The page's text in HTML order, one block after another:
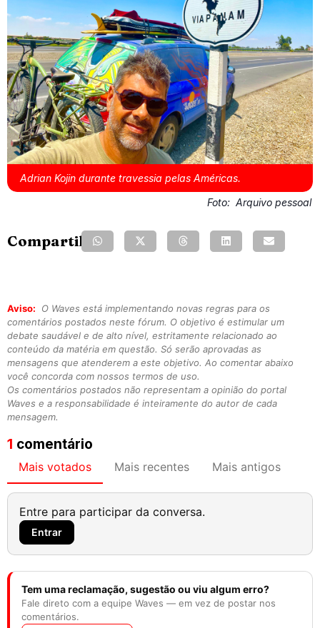
Adrian Kojin durante travessia pelas Américas.
Foto: Arquivo pessoal
Compartilhe:
Aviso:
O Waves está implementando novas regras para os
comentários postados neste fórum. O objetivo é estimular um
debate saudável e de alto nível, estritamente relacionado ao
conteúdo da matéria em questão. Só serão aprovadas as
mensagens que atenderem a este objetivo. Ao comentar abaixo
você concorda com nossos termos de uso.
Os comentários postados não representam a opinião do portal
Waves e a responsabilidade é inteiramente do autor de cada
mensagem.
1 comentário
Mais votados Mais recentes Mais antigos
Entre para participar da conversa.
Entrar
Tem uma reclamação, sugestão ou viu algum erro?
Fale direto com a equipe Waves — em vez de postar nos
comentários.